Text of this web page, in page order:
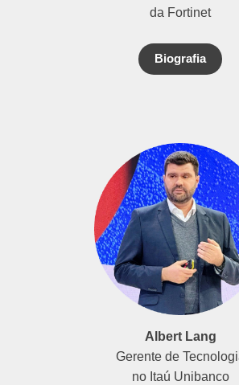
da Fortinet
Biografia
Albert Lang
Gerente de
no Itaú Unibanco